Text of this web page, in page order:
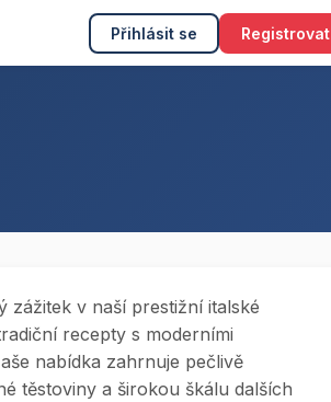
Přihlásit se Registrovat
zážitek v naší prestižní italské
recepty s moderními
nabídka zahrnuje pečlivě
těstoviny a širokou škálu dalších